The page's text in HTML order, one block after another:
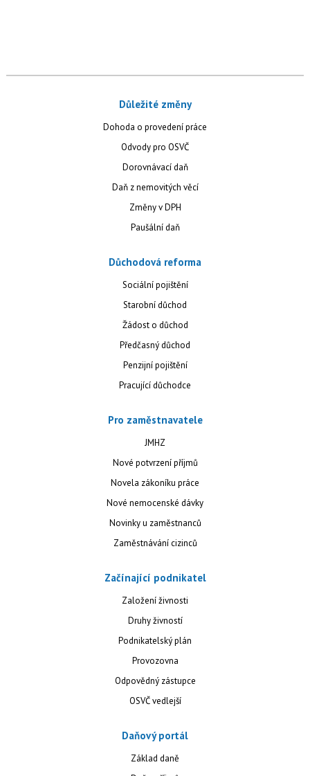
Důležité změny
Dohoda o provedení práce
Odvody pro OSVČ
Dorovnávací daň
Daň z nemovitých věcí
Změny v DPH
Paušální daň
Důchodová reforma
Sociální pojištění
Starobní důchod
Žádost o důchod
Předčasný důchod
Penzijní pojištění
Pracující důchodce
Pro zaměstnavatele
JMHZ
Nové potvrzení příjmů
Novela zákoníku práce
Nové nemocenské dávky
Novinky u zaměstnanců
Zaměstnávání cizinců
Začínající podnikatel
Založení živnosti
Druhy živností
Podnikatelský plán
Provozovna
Odpovědný zástupce
OSVČ vedlejší
Daňový portál
Základ daně